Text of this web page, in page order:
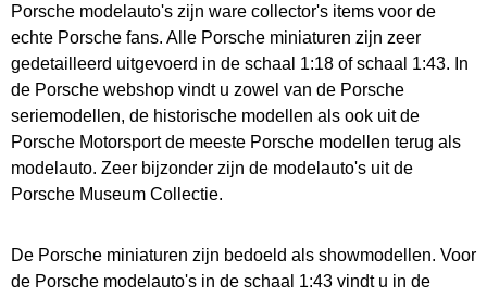
Porsche modelauto's zijn ware collector's items voor de
echte Porsche fans. Alle Porsche miniaturen zijn zeer
gedetailleerd uitgevoerd in de schaal 1:18 of schaal 1:43. In
de Porsche webshop vindt u zowel van de Porsche
seriemodellen, de historische modellen als ook uit de
Porsche Motorsport de meeste Porsche modellen terug als
modelauto. Zeer bijzonder zijn de modelauto's uit de
Porsche Museum Collectie.
De Porsche miniaturen zijn bedoeld als showmodellen. Voor
de Porsche modelauto's in de schaal 1:43 vindt u in de